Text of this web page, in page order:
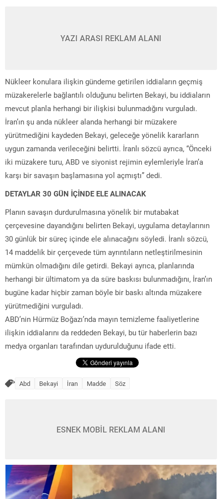
YAZI ARASI REKLAM ALANI
Nükleer konulara ilişkin gündeme getirilen iddiaların geçmiş
müzakerelerle bağlantılı olduğunu belirten Bekayi, bu iddiaların
mevcut planla herhangi bir ilişkisi bulunmadığını vurguladı.
İran’ın şu anda nükleer alanda herhangi bir müzakere
yürütmediğini kaydeden Bekayi, geleceğe yönelik kararların
uygun zamanda verileceğini belirtti. İranlı sözcü ayrıca, “Önceki
iki müzakere turu, ABD ve siyonist rejimin eylemleriyle İran’a
karşı bir savaşın başlamasına yol açmıştı” dedi.
DETAYLAR 30 GÜN İÇİNDE ELE ALINACAK
Planın savaşın durdurulmasına yönelik bir mutabakat
çerçevesine dayandığını belirten Bekayi, uygulama detaylarının
30 günlük bir süreç içinde ele alınacağını söyledi. İranlı sözcü,
14 maddelik bir çerçevede tüm ayrıntıların netleştirilmesinin
mümkün olmadığını dile getirdi. Bekayi ayrıca, planlarında
herhangi bir ültimatom ya da süre baskısı bulunmadığını, İran’ın
bugüne kadar hiçbir zaman böyle bir baskı altında müzakere
yürütmediğini vurguladı.
ABD’nin Hürmüz Boğazı’nda mayın temizleme faaliyetlerine
ilişkin iddialarını da reddeden Bekayi, bu tür haberlerin bazı
medya organları tarafından uydurulduğunu ifade etti.
Abd Bekayi İran Madde Söz
ESNEK MOBİL REKLAM ALANI